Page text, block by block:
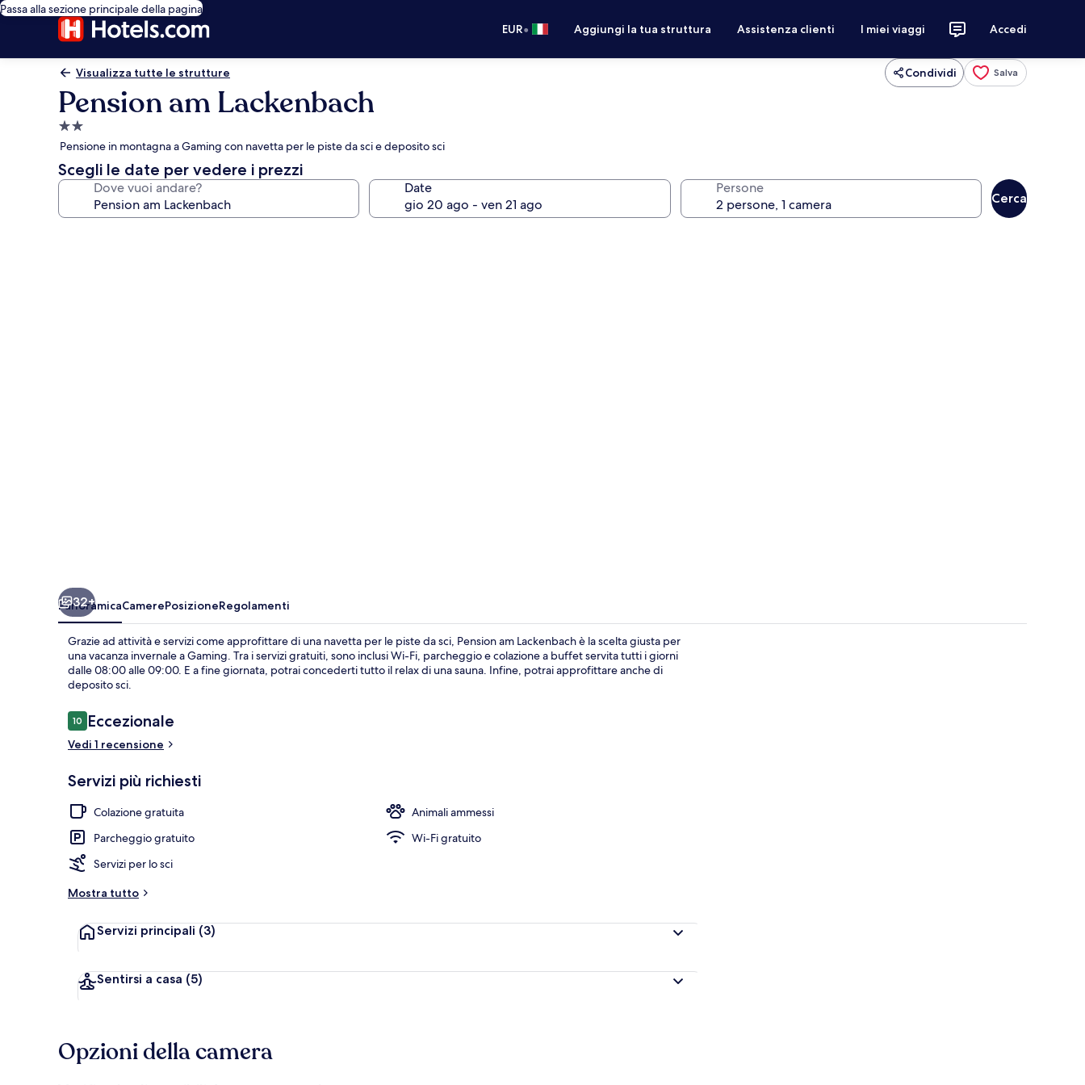
Passa alla sezione principale della pagina
EUR• Aggiungi la tua struttura Assistenza clienti I miei viaggi Accedi
Visualizza tutte le strutture Condividi Salva
Pension am Lackenbach
Struttura
a
2.0
stelle
Pensione in montagna a Gaming con navetta per le piste da sci e deposito sci
Scegli le date per vedere i prezzi
Dove vuoi andare? Date Persone
Cerca
32+
PanoramicaCamerePosizioneRegolamenti
Grazie ad attività e servizi come approfittare di una navetta per le piste da sci, Pension am Lackenbach è la scelta giusta per
una vacanza invernale a Gaming. Tra i servizi gratuiti, sono inclusi Wi-Fi, parcheggio e colazione a buffet servita tutti i giorni
dalle 08:00 alle 09:00. E a fine giornata, potrai concederti tutto il relax di una sauna. Infine, potrai approfittare anche di
deposito sci.
Recensioni
1010 su 10
Eccezionale
Vedi 1 recensione
Servizi più richiesti
Colazione gratuita
Animali ammessi
Parcheggio gratuito
Wi-Fi gratuito
Servizi per lo sci
Mostra tutto
Servizi principali (3)
Sentirsi a casa (5)
Opzioni della camera